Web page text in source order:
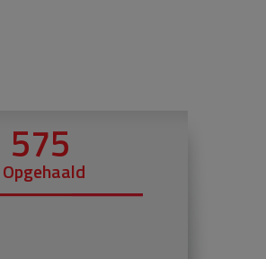
575
Opgehaald